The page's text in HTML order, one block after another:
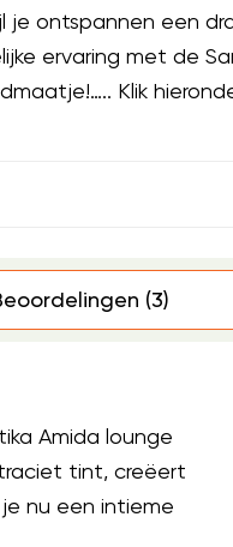
je ontspannen een
ervaring met de
Klik
(3)
Amida lounge
tint, creëert
nu een intieme